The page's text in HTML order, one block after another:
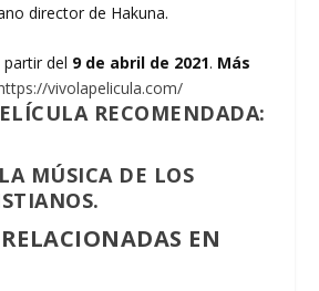
director de Hakuna.
partir del 9 de abril de 2021. Más
vivolapelicula.com/
RECOMENDADA:
MÚSICA DE LOS
EN